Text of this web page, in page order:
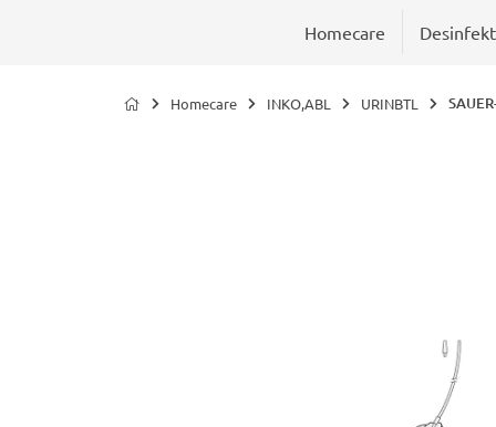
Homecare
Homecare INKO,ABL URINBTL